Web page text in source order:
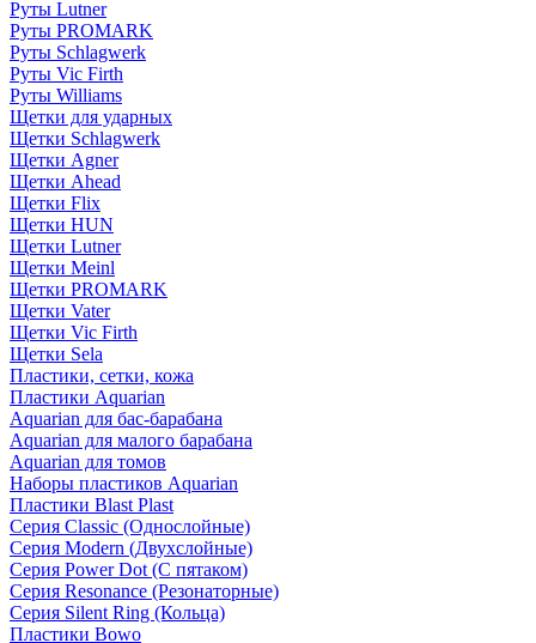
Руты Lutner
Руты PROMARK
Руты Schlagwerk
Руты Vic Firth
Руты Williams
Щетки для ударных
Щетки Schlagwerk
Щетки Agner
Щетки Ahead
Щетки Flix
Щетки HUN
Щетки Lutner
Щетки Meinl
Щетки PROMARK
Щетки Vater
Щетки Vic Firth
Щетки Sela
Пластики, сетки, кожа
Пластики Aquarian
Aquarian для бас-барабана
Aquarian для малого барабана
Aquarian для томов
Наборы пластиков Aquarian
Пластики Blast Plast
Серия Classic (Однослойные)
Серия Modern (Двухслойные)
Серия Power Dot (С пятаком)
Серия Resonance (Резонаторные)
Серия Silent Ring (Кольца)
Пластики Bowo